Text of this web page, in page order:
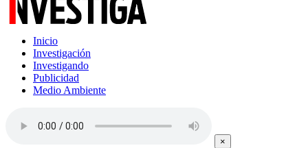
Inicio
Investigación
Investigando
Publicidad
Medio Ambiente
×